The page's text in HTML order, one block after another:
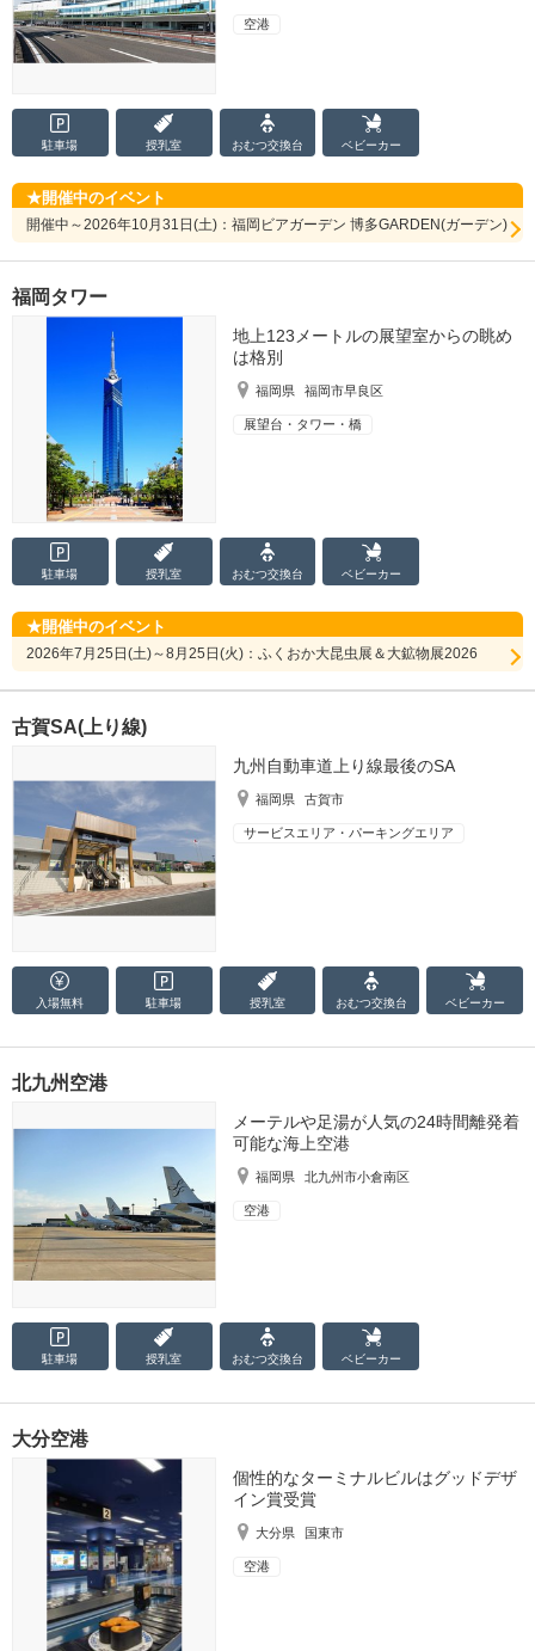
空港
駐車場 授乳室 おむつ交換台 ベビーカー
開催中のイベント
開催中～2026年10月31日(土)：福岡ビアガーデン 博多GARDEN(ガーデン)
福岡タワー
地上123メートルの展望室からの眺め
は格別
福岡県 福岡市早良区
展望台・タワー・橋
駐車場 授乳室 おむつ交換台 ベビーカー
開催中のイベント
2026年7月25日(土)～8月25日(火)：ふくおか大昆虫展＆大鉱物展2026
古賀SA(上り線)
九州自動車道上り線最後のSA
福岡県 古賀市
サービスエリア・パーキングエリア
入場無料 駐車場 授乳室 おむつ交換台 ベビーカー
北九州空港
メーテルや足湯が人気の24時間離発着
可能な海上空港
福岡県 北九州市小倉南区
空港
駐車場 授乳室 おむつ交換台 ベビーカー
大分空港
個性的なターミナルビルはグッドデザ
イン賞受賞
大分県 国東市
空港